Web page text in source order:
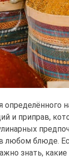
и приправ,
любом блюде.
знать, какие